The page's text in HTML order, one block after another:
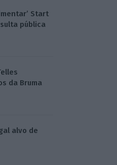
Start
pública
da Bruma
alvo de